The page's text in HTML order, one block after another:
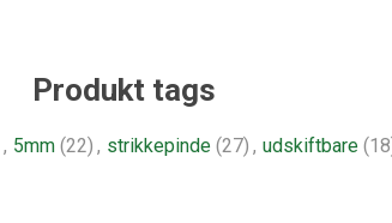
Produkt tags
, 5mm (22) , strikkepinde (27) , udskiftbare